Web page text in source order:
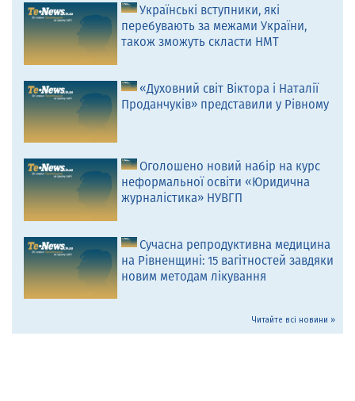
Українські вступники, які
перебувають за межами України,
також зможуть скласти НМТ
«Духовний світ Віктора і Наталії
Проданчуків» представили у Рівному
Оголошено новий набір на курс
неформальної освіти «Юридична
журналістика» НУВГП
Сучасна репродуктивна медицина
на Рівненщині: 15 вагітностей завдяки
новим методам лікування
Читайте всі новини »